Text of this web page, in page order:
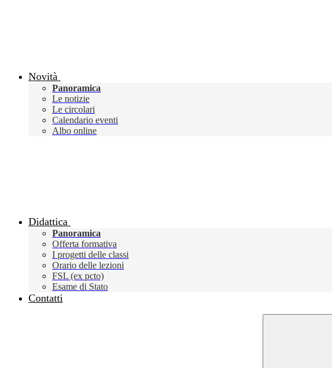
Novità
Panoramica
Le notizie
Le circolari
Calendario eventi
Albo online
Didattica
Panoramica
Offerta formativa
I progetti delle classi
Orario delle lezioni
FSL (ex pcto)
Esame di Stato
Contatti